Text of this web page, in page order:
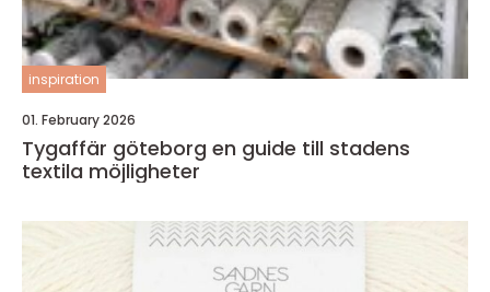
inspiration
01. February 2026
Tygaffär göteborg en guide till stadens
textila möjligheter